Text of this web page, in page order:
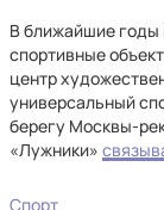
В ближайшие годы
спортивные
центр
универсальный
берегу Москвы-
«Лужники»
Спорт